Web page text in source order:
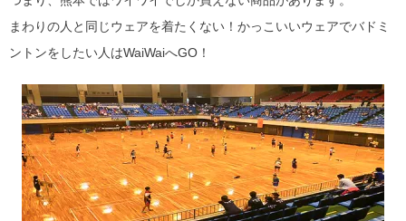
まわりの人と同じウェアを着たくない！かっこいいウェアでバドミ
ントンをしたい人はWaiWaiへGO！